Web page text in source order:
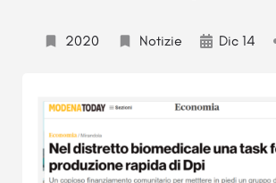
2020 Notizie Dic 14